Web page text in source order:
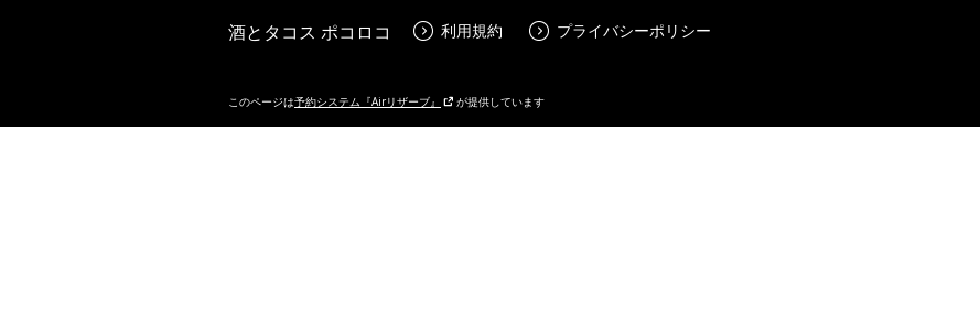
酒とタコス ポコロコ 利用規約 プライバシーポリシー
このページは予約システム『Airリザーブ』 が提供しています